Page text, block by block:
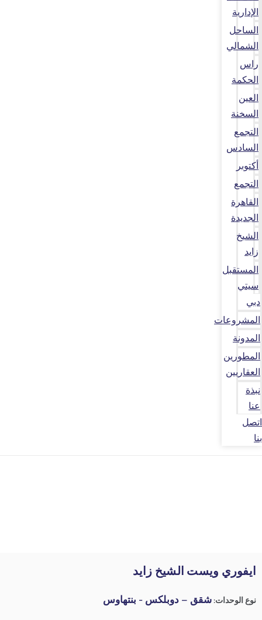
الإدارية
الساحل
الشمالي
راس
الحكمة
العين
السخنة
التجمع
السادس
أكتوبر
التجمع
القاهرة
الجديدة
الشيخ
زايد
المستقبل
سيتي
دبي
المشروعات
المدونة
المطورين
العقاريين
نبذة
عنا
اتصل
بنا
ايفوري ويست الشيخ زايد
نوع الوحدات:شقق – دوبلكس - بنتهاوس